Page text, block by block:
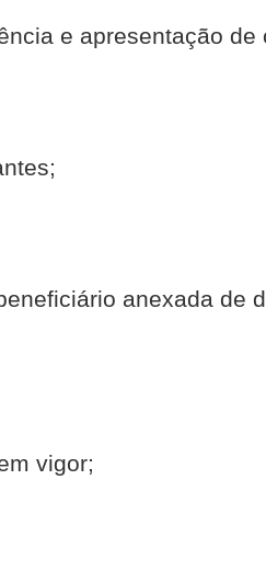
e apresentação de
anexada de
vigor;